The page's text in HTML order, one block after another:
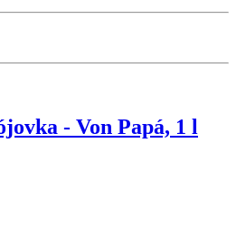
- Von Papá, 1 l